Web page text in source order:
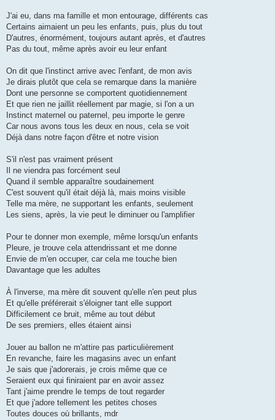
J'ai eu, dans ma famille et mon entourage, différents cas
Certains aimaient un peu les enfants, puis, plus du tout
D'autres, énormément, toujours autant après, et d'autres
Pas du tout, même après avoir eu leur enfant
On dit que l'instinct arrive avec l'enfant, de mon avis
Je dirais plutôt que cela se remarque dans la manière
Dont une personne se comportent quotidiennement
Et que rien ne jaillit réellement par magie, si l'on a un
Instinct maternel ou paternel, peu importe le genre
Car nous avons tous les deux en nous, cela se voit
Déjà dans notre façon d'être et notre vision
S'il n'est pas vraiment présent
Il ne viendra pas forcément seul
Quand il semble apparaître soudainement
C'est souvent qu'il était déjà là, mais moins visible
Telle ma mère, ne supportant les enfants, seulement
Les siens, après, la vie peut le diminuer ou l'amplifier
Pour te donner mon exemple, même lorsqu'un enfants
Pleure, je trouve cela attendrissant et me donne
Envie de m'en occuper, car cela me touche bien
Davantage que les adultes
À l'inverse, ma mère dit souvent qu'elle n'en peut plus
Et qu'elle préférerait s'éloigner tant elle support
Difficilement ce bruit, même au tout début
De ses premiers, elles étaient ainsi
Jouer au ballon ne m'attire pas particulièrement
En revanche, faire les magasins avec un enfant
Je sais que j'adorerais, je crois même que ce
Seraient eux qui finiraient par en avoir assez
Tant j'aime prendre le temps de tout regarder
Et que j'adore tellement les petites choses
Toutes douces où brillants, mdr